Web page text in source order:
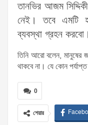
তানভির আজম
নেই। তবে এমটি
ব্যবস্থা গ্রহন করবো।
তিনি আরো বলেন, মানুষের
থাকবে না। যে কোন
0
শেয়ার